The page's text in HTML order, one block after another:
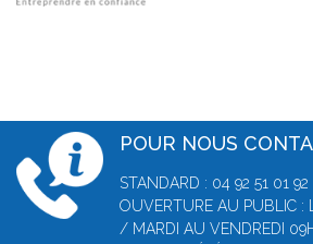
POUR NOUS
STANDARD : 04 92 51 01 92
OUVERTURE AU PUBLIC :
/ MARDI AU VENDREDI